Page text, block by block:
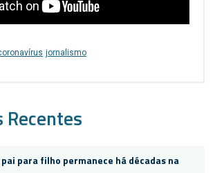
jornalismo
Recentes
para filho permanece há décadas na